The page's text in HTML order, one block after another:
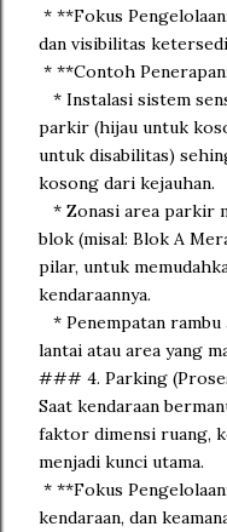
* **Fokus
dan visibilitas
* **Contoh
* Instalasi sistem
parkir (hijau untuk
untuk disabilitas)
kosong dari kejauhan.
* Zonasi area parkir
blok (misal: Blok A
pilar, untuk
kendaraannya.
* Penempatan rambu
lantai atau area yang
### 4. Parking
Saat kendaraan
faktor dimensi ruang,
menjadi kunci utama.
* **Fokus
kendaraan, dan